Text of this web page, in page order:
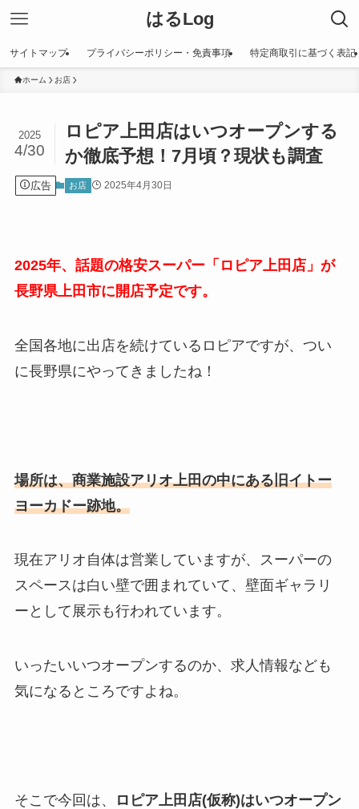
はるLog
サイトマップ プライバシーポリシー・免責事項 特定商取引に基づく表記
ホーム お店
ロピア上田店はいつオープンする
か徹底予想！7月頃？現状も調査
2025
4/30
広告 お店 2025年4月30日
2025年、話題の格安スーパー「ロピア上田店」が
長野県上田市に開店予定です。
全国各地に出店を続けているロピアですが、つい
に長野県にやってきましたね！
場所は、商業施設アリオ上田の中にある旧イトー
ヨーカドー跡地。
現在アリオ自体は営業していますが、スーパーの
スペースは白い壁で囲まれていて、壁面ギャラリ
ーとして展示も行われています。
いったいいつオープンするのか、求人情報なども
気になるところですよね。
そこで今回は、
ロピア上田店(仮称)はいつオープン